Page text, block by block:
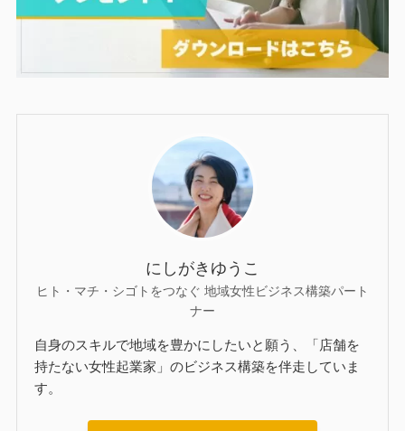
にしがきゆうこ
ヒト・マチ・シゴトをつなぐ 地域女性ビジネス構築パート
ナー
自身のスキルで地域を豊かにしたいと願う、「店舗を
持たない女性起業家」のビジネス構築を伴走していま
す。